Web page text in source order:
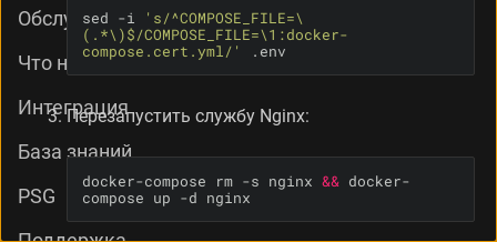
sed -i
's/^COMPOSE_FILE=\
(.*\)$/COMPOSE_FILE=\1:docker-
compose.cert.yml/'
.env
Перезапустить службу Nginx:
docker-compose rm -s nginx && docker-
compose up -d nginx
Обслуживание
Что нового
Интеграция
База знаний
PSG